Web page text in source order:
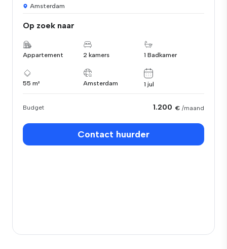
Amsterdam
Op zoek naar
Appartement 2 kamers 1 Badkamer
55 m² Amsterdam 1 jul
Budget 1.200 € /maand
Contact huurder